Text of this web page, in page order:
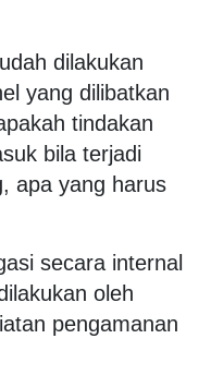
dilakukan
yang dilibatkan
tindakan
bila terjadi
apa yang harus
secara internal
oleh
pengamanan